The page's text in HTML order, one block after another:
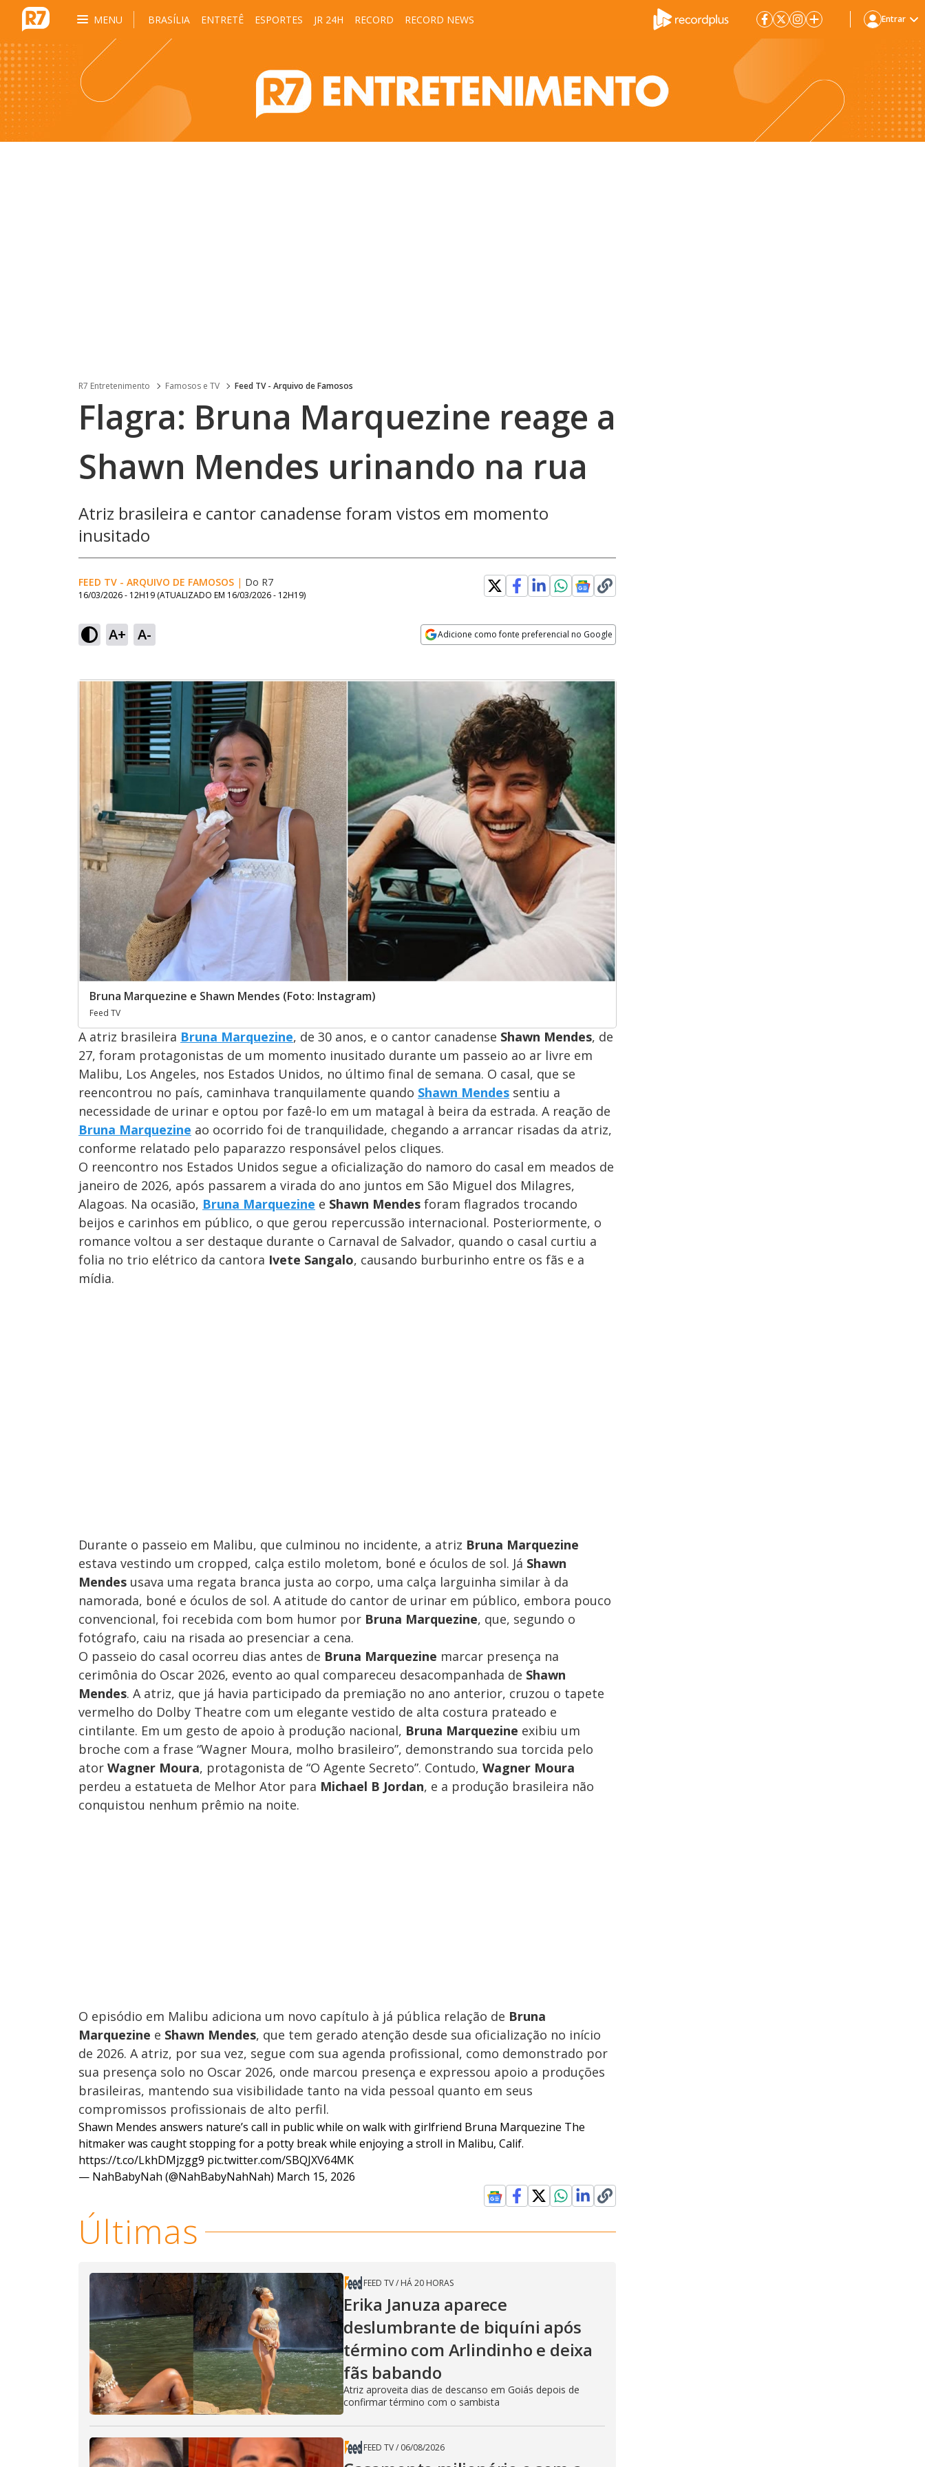
MENU BRASÍLIA ENTRETÊ ESPORTES JR 24H RECORD RECORD NEWS Entrar
R7 Entretenimento Famosos e TV Feed TV - Arquivo de Famosos
Flagra: Bruna Marquezine reage a
Shawn Mendes urinando na rua
Atriz brasileira e cantor canadense foram vistos em momento
inusitado
FEED TV - ARQUIVO DE FAMOSOS | Do R7
16/03/2026 - 12H19 (ATUALIZADO EM 16/03/2026 - 12H19)
A+ A- Adicione como fonte preferencial no Google
Bruna Marquezine e Shawn Mendes (Foto: Instagram)
Feed TV
A atriz brasileira Bruna Marquezine, de 30 anos, e o cantor canadense Shawn Mendes, de
27, foram protagonistas de um momento inusitado durante um passeio ao ar livre em
Malibu, Los Angeles, nos Estados Unidos, no último final de semana. O casal, que se
reencontrou no país, caminhava tranquilamente quando Shawn Mendes sentiu a
necessidade de urinar e optou por fazê-lo em um matagal à beira da estrada. A reação de
Bruna Marquezine ao ocorrido foi de tranquilidade, chegando a arrancar risadas da atriz,
conforme relatado pelo paparazzo responsável pelos cliques.
O reencontro nos Estados Unidos segue a oficialização do namoro do casal em meados de
janeiro de 2026, após passarem a virada do ano juntos em São Miguel dos Milagres,
Alagoas. Na ocasião, Bruna Marquezine e Shawn Mendes foram flagrados trocando
beijos e carinhos em público, o que gerou repercussão internacional. Posteriormente, o
romance voltou a ser destaque durante o Carnaval de Salvador, quando o casal curtiu a
folia no trio elétrico da cantora Ivete Sangalo, causando burburinho entre os fãs e a
mídia.
Durante o passeio em Malibu, que culminou no incidente, a atriz Bruna Marquezine
estava vestindo um cropped, calça estilo moletom, boné e óculos de sol. Já Shawn
Mendes usava uma regata branca justa ao corpo, uma calça larguinha similar à da
namorada, boné e óculos de sol. A atitude do cantor de urinar em público, embora pouco
convencional, foi recebida com bom humor por Bruna Marquezine, que, segundo o
fotógrafo, caiu na risada ao presenciar a cena.
O passeio do casal ocorreu dias antes de Bruna Marquezine marcar presença na
cerimônia do Oscar 2026, evento ao qual compareceu desacompanhada de Shawn
Mendes. A atriz, que já havia participado da premiação no ano anterior, cruzou o tapete
vermelho do Dolby Theatre com um elegante vestido de alta costura prateado e
cintilante. Em um gesto de apoio à produção nacional, Bruna Marquezine exibiu um
broche com a frase “Wagner Moura, molho brasileiro”, demonstrando sua torcida pelo
ator Wagner Moura, protagonista de “O Agente Secreto”. Contudo, Wagner Moura
perdeu a estatueta de Melhor Ator para Michael B Jordan, e a produção brasileira não
conquistou nenhum prêmio na noite.
O episódio em Malibu adiciona um novo capítulo à já pública relação de Bruna
Marquezine e Shawn Mendes, que tem gerado atenção desde sua oficialização no início
de 2026. A atriz, por sua vez, segue com sua agenda profissional, como demonstrado por
sua presença solo no Oscar 2026, onde marcou presença e expressou apoio a produções
brasileiras, mantendo sua visibilidade tanto na vida pessoal quanto em seus
compromissos profissionais de alto perfil.
Shawn Mendes answers nature’s call in public while on walk with girlfriend Bruna Marquezine The
hitmaker was caught stopping for a potty break while enjoying a stroll in Malibu, Calif.
https://t.co/LkhDMjzgg9 pic.twitter.com/SBQJXV64MK
— NahBabyNah (@NahBabyNahNah) March 15, 2026
Últimas
FEED TV/ HÁ 20 HORAS
Erika Januza aparece
deslumbrante de biquíni após
término com Arlindinho e deixa
fãs babando
Atriz aproveita dias de descanso em Goiás depois de
confirmar término com o sambista
FEED TV/ 06/08/2026